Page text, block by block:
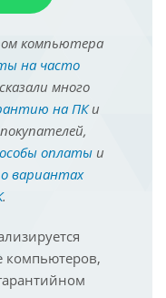
компьютера
на часто
много
на ПКи
оплатыи
о вариантах
.
компьютеров,